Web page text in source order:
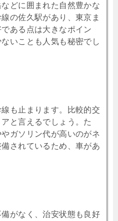
どに囲まれた自然豊かな
の佐久駅があり、東京ま
ある点は大きなポイン
いことも人気も秘密でし
も止まります。比較的交
と言えるでしょう。た
ガソリン代が高いのがネ
されているため、車があ
がなく、治安状態も良好